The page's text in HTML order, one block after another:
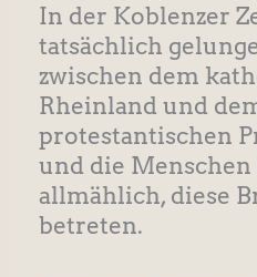
In der Koblenzer
tatsächlich
zwischen dem
Rheinland und
protestantischen
und die Menschen
allmählich, diese
betreten.